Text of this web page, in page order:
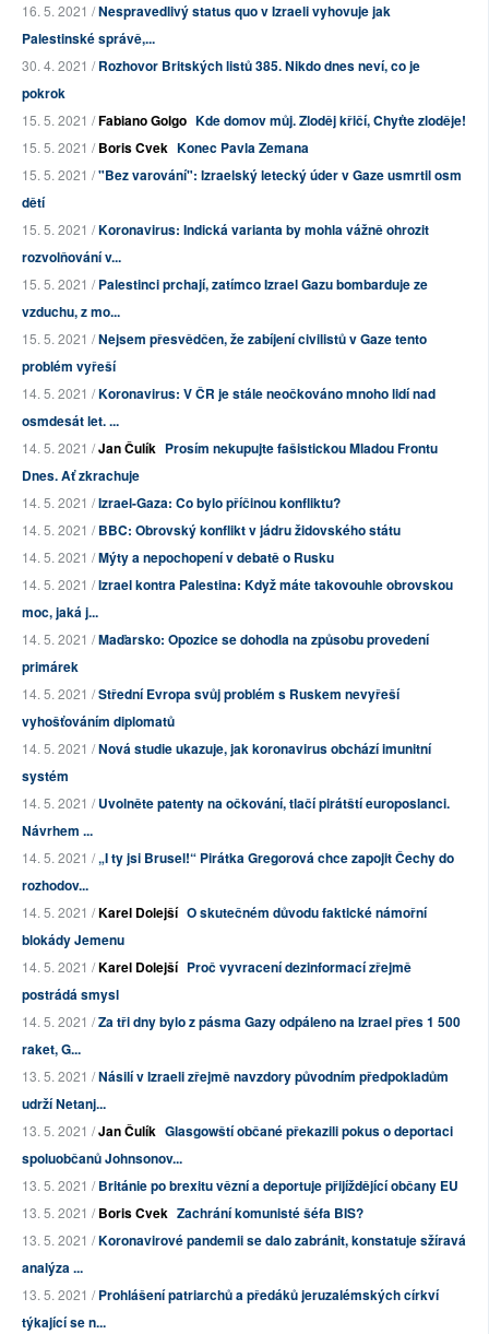
16. 5. 2021 /Nespravedlivý status quo v Izraeli vyhovuje jak
Palestinské správě,...
30. 4. 2021 /Rozhovor Britských listů 385. Nikdo dnes neví, co je
pokrok
15. 5. 2021 /Fabiano Golgo Kde domov můj. Zloděj křičí, Chyťte zloděje!
15. 5. 2021 /Boris Cvek Konec Pavla Zemana
15. 5. 2021 /"Bez varování": Izraelský letecký úder v Gaze usmrtil osm
dětí
15. 5. 2021 /Koronavirus: Indická varianta by mohla vážně ohrozit
rozvolňování v...
15. 5. 2021 /Palestinci prchají, zatímco Izrael Gazu bombarduje ze
vzduchu, z mo...
15. 5. 2021 /Nejsem přesvědčen, že zabíjení civilistů v Gaze tento
problém vyřeší
14. 5. 2021 /Koronavirus: V ČR je stále neočkováno mnoho lidí nad
osmdesát let. ...
14. 5. 2021 /Jan Čulík Prosím nekupujte fašistickou Mladou Frontu
Dnes. Ať zkrachuje
14. 5. 2021 /Izrael-Gaza: Co bylo příčinou konfliktu?
14. 5. 2021 /BBC: Obrovský konflikt v jádru židovského státu
14. 5. 2021 /Mýty a nepochopení v debatě o Rusku
14. 5. 2021 /Izrael kontra Palestina: Když máte takovouhle obrovskou
moc, jaká j...
14. 5. 2021 /Maďarsko: Opozice se dohodla na způsobu provedení
primárek
14. 5. 2021 /Střední Evropa svůj problém s Ruskem nevyřeší
vyhošťováním diplomatů
14. 5. 2021 /Nová studie ukazuje, jak koronavirus obchází imunitní
systém
14. 5. 2021 /Uvolněte patenty na očkování, tlačí pirátští europoslanci.
Návrhem ...
14. 5. 2021 /„I ty jsi Brusel!“ Pirátka Gregorová chce zapojit Čechy do
rozhodov...
14. 5. 2021 /Karel Dolejší O skutečném důvodu faktické námořní
blokády Jemenu
14. 5. 2021 /Karel Dolejší Proč vyvracení dezinformací zřejmě
postrádá smysl
14. 5. 2021 /Za tři dny bylo z pásma Gazy odpáleno na Izrael přes 1 500
raket, G...
13. 5. 2021 /Násilí v Izraeli zřejmě navzdory původním předpokladům
udrží Netanj...
13. 5. 2021 /Jan Čulík Glasgowští občané překazili pokus o deportaci
spoluobčanů Johnsonov...
13. 5. 2021 /Británie po brexitu vězní a deportuje přijíždějící občany EU
13. 5. 2021 /Boris Cvek Zachrání komunisté šéfa BIS?
13. 5. 2021 /Koronavirové pandemii se dalo zabránit, konstatuje sžíravá
analýza ...
13. 5. 2021 /Prohlášení patriarchů a předáků jeruzalémských církví
týkající se n...